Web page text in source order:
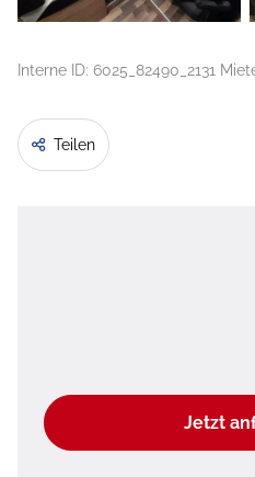
Interne ID: 6025_82490_2131
Teilen
Jetzt